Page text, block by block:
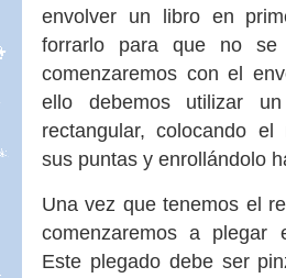
envolver un libro en
forrarlo para que no se
comenzaremos con el
ello debemos utilizar
rectangular, colocando
sus puntas y enrollándolo
Una vez que tenemos el
comenzaremos a plegar
Este plegado debe ser